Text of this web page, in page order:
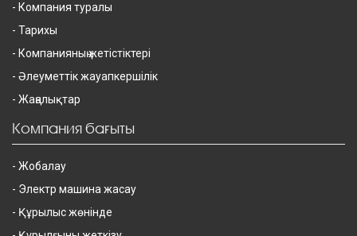
Компания туралы
Тарихы
Компанияның жетістіктері
Әлеуметтік жауапкершілік
Жаңалықтар
Компания бағыты
Жобалау
Электр машина жасау
Құрылыс жөнінде